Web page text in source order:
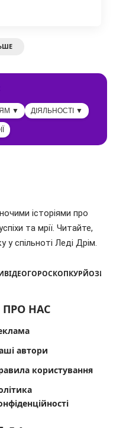
▼ ДІЯЛЬНОСТІ ▼
історіями про
та мрії. Читайте,
у спільноті Леді Дрім.
ВІДЕОГОРОСКОПКУРЙОЗИ
ПРО НАС
автори
користування